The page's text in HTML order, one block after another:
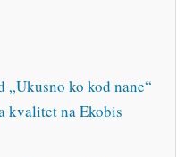
ko kod nane“
kvalitet na Ekobis